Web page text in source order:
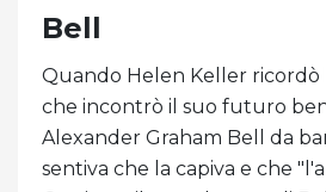
Bell
Quando Helen Keller ricordò
che incontrò il suo futuro
Alexander Graham Bell da
sentiva che la capiva e che